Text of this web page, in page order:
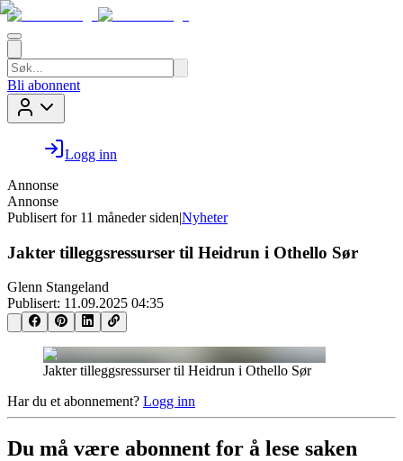
Bli abonnent
Logg inn
Annonse
Annonse
Publisert for 11 måneder siden|Nyheter
Jakter tilleggsressurser til Heidrun i Othello Sør
Glenn Stangeland
Publisert: 11.09.2025 04:35
Jakter tilleggsressurser til Heidrun i Othello Sør
Har du et abonnement? Logg inn
Du må være abonnent for å lese saken